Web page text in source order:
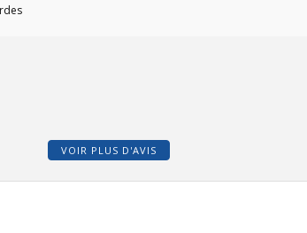
VOIR PLUS D'AVIS